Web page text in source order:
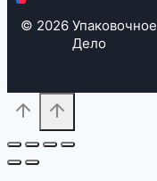
© 2026 Упаковочное
Дело